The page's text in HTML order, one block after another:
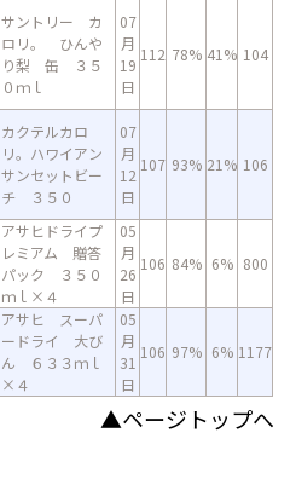
サントリー カ
ロリ。 ひんや
り梨 缶 ３５
０ｍｌ
07
月
19
日
112 78% 41% 104
カクテルカロ
リ。ハワイアン
サンセットビー
チ ３５０
07
月
12
日
107 93% 21% 106
アサヒドライプ
レミアム 贈答
パック ３５０
ｍｌ×４
05
月
26
日
106 84% 6% 800
アサヒ スーパ
ードライ 大び
ん ６３３ｍｌ
×４
05
月
31
日
106 97% 6% 1177
▲ページトップへ